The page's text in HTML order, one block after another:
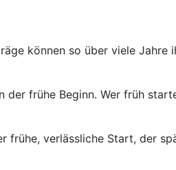
können so über viele Jahre
der frühe Beginn. Wer früh
frühe, verlässliche Start, der